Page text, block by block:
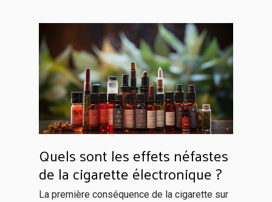
Quels sont les effets néfastes
de la cigarette électronique ?
La première conséquence de la cigarette sur